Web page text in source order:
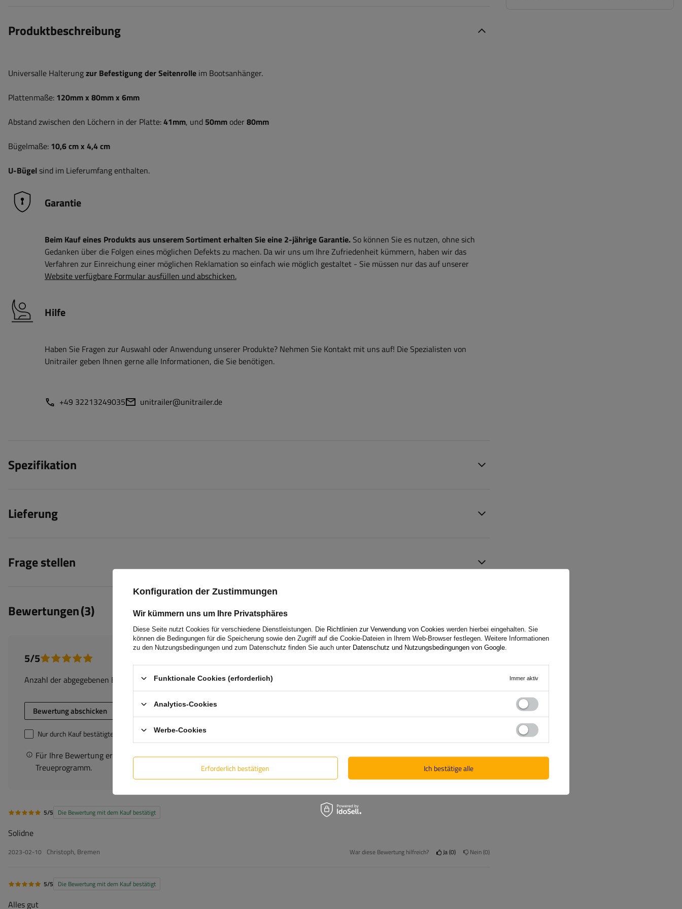
Produktbeschreibung
Universalle Halterungzur Befestigung der Seitenrolle im Bootsanhänger.
Plattenmaße: 120mm x 80mm x 6mm
Abstand zwischen den Löchern in der Platte:41mm, und 50mm oder80mm
Bügelmaße: 10,6 cm x 4,4 cm
U-Bügelsind im Lieferumfang enthalten.
Garantie
Beim Kauf eines Produkts aus unserem Sortiment erhalten Sie eine 2-jährige Garantie. So können Sie es nutzen, ohne sich
Gedanken über die Folgen eines möglichen Defekts zu machen. Da wir uns um Ihre Zufriedenheit kümmern, haben wir das
Verfahren zur Einreichung einer möglichen Reklamation so einfach wie möglich gestaltet - Sie müssen nur das auf unserer
Website verfügbare Formular ausfüllen und abschicken.
Hilfe
Haben Sie Fragen zur Auswahl oder Anwendung unserer Produkte? Nehmen Sie Kontakt mit uns auf! Die Spezialisten von
Unitrailer geben Ihnen gerne alle Informationen, die Sie benötigen.
+49 32213249035 unitrailer@unitrailer.de
Spezifikation
Lieferung
Frage stellen
Bewertungen(3)
5/5
Anzahl der abgegebenen Bewertungen: 3
Bewertung abschicken
Für Ihre Bewertung erhalten Sie100 Pkt.in unserem
Treueprogramm.
Nur durch Kauf bestätigte Bewertungen anzeigen
Klicken Sie auf die Bewertung, um Bewertungen zu filtern
5/5 Die Bewertung mit dem Kauf bestätigt
Solidne
2023-02-10 Christoph, Bremen War diese Bewertung hilfreich? Ja 0 Nein 0
5/5 Die Bewertung mit dem Kauf bestätigt
Alles gut
Konfiguration der Zustimmungen
Wir kümmern uns um Ihre Privatsphäres
Diese Seite nutzt Cookies für verschiedene Dienstleistungen. Die Richtlinien zur Verwendung von Cookies werden hierbei eingehalten. Sie
können die Bedingungen für die Speicherung sowie den Zugriff auf die Cookie-Dateien in Ihrem Web-Browser festlegen. Weitere Informationen
zu den Nutzungsbedingungen und zum Datenschutz finden Sie auch unter Datenschutz und Nutzungsbedingungen von Google
Funktionale Cookies (erforderlich) Immer aktiv
Analytics-Cookies
Werbe-Cookies
Erforderlich bestätigen Ich bestätige alle